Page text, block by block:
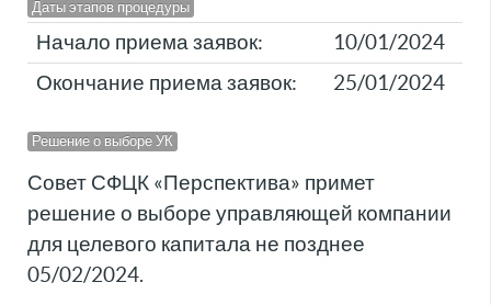
Даты этапов процедуры
Начало приема заявок:
10/01/2024
Окончание приема заявок:
25/01/2024
Решение о выборе УК
Совет СФЦК «Перспектива» примет
решение о выборе управляющей компании
для целевого капитала не позднее
05/02/2024.